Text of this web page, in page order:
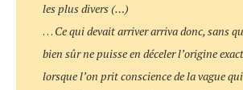
les plus divers (…)
… Ce qui devait arriver arriva donc, sans
bien sûr ne puisse en déceler l’origine
lorsque l’on prit conscience de la vague